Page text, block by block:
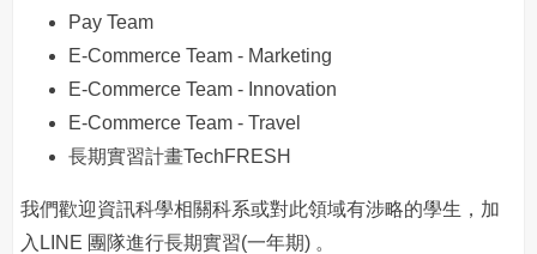
Pay Team
E-Commerce Team - Marketing
E-Commerce Team - Innovation
E-Commerce Team - Travel
長期實習計畫TechFRESH
我們歡迎資訊科學相關科系或對此領域有涉略的學生，加
入LINE 團隊進行長期實習(一年期) 。